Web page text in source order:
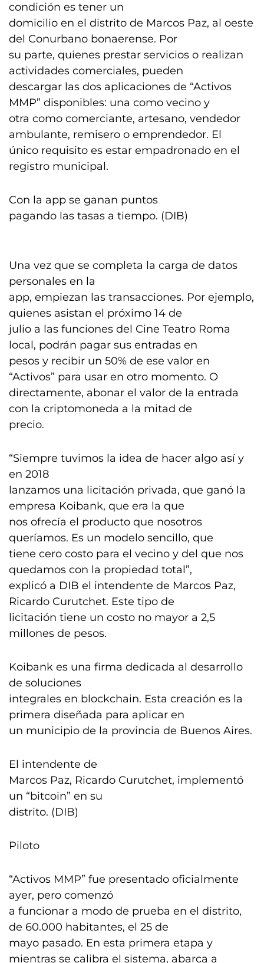
condición es tener un
domicilio en el distrito de Marcos Paz, al oeste
del Conurbano bonaerense. Por
su parte, quienes prestar servicios o realizan
actividades comerciales, pueden
descargar las dos aplicaciones de “Activos
MMP” disponibles: una como vecino y
otra como comerciante, artesano, vendedor
ambulante, remisero o emprendedor. El
único requisito es estar empadronado en el
registro municipal.
Con la app se ganan puntos
pagando las tasas a tiempo. (DIB)
Una vez que se completa la carga de datos
personales en la
app, empiezan las transacciones. Por ejemplo,
quienes asistan el próximo 14 de
julio a las funciones del Cine Teatro Roma
local, podrán pagar sus entradas en
pesos y recibir un 50% de ese valor en
“Activos” para usar en otro momento. O
directamente, abonar el valor de la entrada
con la criptomoneda a la mitad de
precio.
“Siempre tuvimos la idea de hacer algo así y
en 2018
lanzamos una licitación privada, que ganó la
empresa Koibank, que era la que
nos ofrecía el producto que nosotros
queríamos. Es un modelo sencillo, que
tiene cero costo para el vecino y del que nos
quedamos con la propiedad total”,
explicó a DIB el intendente de Marcos Paz,
Ricardo Curutchet. Este tipo de
licitación tiene un costo no mayor a 2,5
millones de pesos.
Koibank es una firma dedicada al desarrollo
de soluciones
integrales en blockchain. Esta creación es la
primera diseñada para aplicar en
un municipio de la provincia de Buenos Aires.
El intendente de
Marcos Paz, Ricardo Curutchet, implementó
un “bitcoin” en su
distrito. (DIB)
Piloto
“Activos MMP” fue presentado oficialmente
ayer, pero comenzó
a funcionar a modo de prueba en el distrito,
de 60.000 habitantes, el 25 de
mayo pasado. En esta primera etapa y
mientras se calibra el sistema, abarca a